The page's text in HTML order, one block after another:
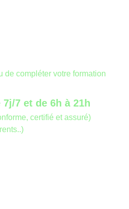
de compléter votre formation
7 et de 6h à 21h
certifié et assuré)